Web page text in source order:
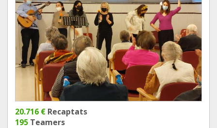
20.716 € Recaptats
195 Teamers